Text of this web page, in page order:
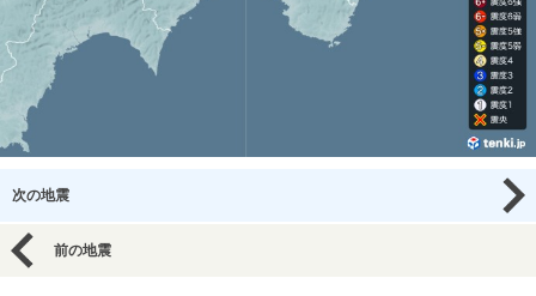
次の地震
前の地震